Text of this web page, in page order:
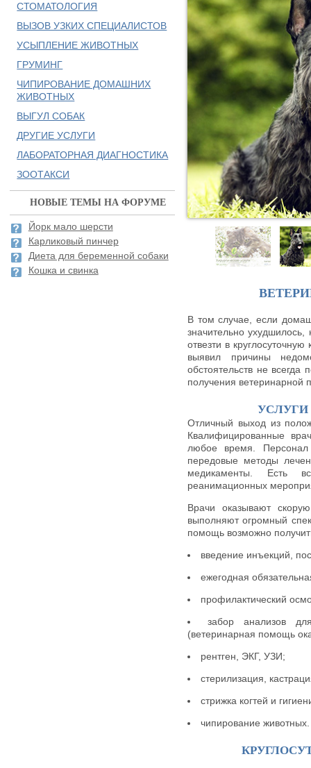
В том случае, если
значительно
отвезти в
выявил причины
обстоятельств не всегда
получения ветеринарной
УСЛУГИ
Отличный выход из
Квалифицированные
любое время. Персонал
передовые методы
медикаменты. Есть
реанимационных
Врачи оказывают
выполняют огромный
помощь возможно
введение инъекций,
ежегодная
профилактический
забор анализов
(ветеринарная помощь
рентген, ЭКГ, УЗИ;
стерилизация,
стрижка когтей и
чипирование животных.
СТОМАТОЛОГИЯ
ВЫЗОВ УЗКИХ СПЕЦИАЛИСТОВ
УСЫПЛЕНИЕ ЖИВОТНЫХ
ГРУМИНГ
ЧИПИРОВАНИЕ ДОМАШНИХ
ЖИВОТНЫХ
ВЫГУЛ СОБАК
ДРУГИЕ УСЛУГИ
ЛАБОРАТОРНАЯ ДИАГНОСТИКА
ЗООТАКСИ
НОВЫЕ ТЕМЫ НА ФОРУМЕ
Йорк мало шерсти
Карликовый пинчер
Диета для беременной собаки
Кошка и свинка